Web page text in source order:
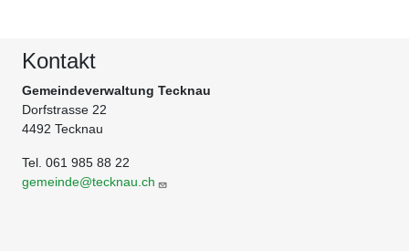
Kontakt
Gemeindeverwaltung Tecknau
Dorfstrasse 22
4492 Tecknau
Tel. 061 985 88 22
gemeinde@tecknau.ch